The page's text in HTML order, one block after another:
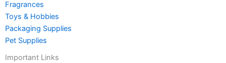
Fragrances
Toys & Hobbies
Packaging Supplies
Pet Supplies
Important Links